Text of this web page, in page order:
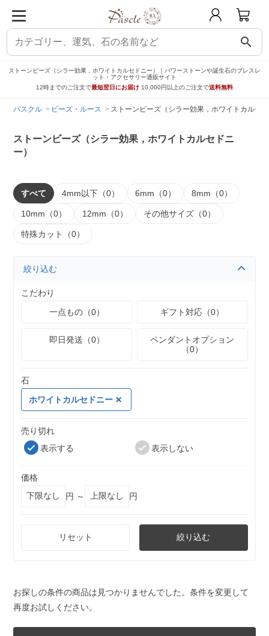
search
ストーンビーズ（シラー効果，ホワイトカルセドニー）｜パワーストーンや誕生石のブレスレ
ット・アクセサリー通販サイト
12時までのご注文で最短翌日にお届け 10,000円以上のご注文で送料無料
パスクル ビーズ・ルース ストーンビーズ（シラー効果，ホワイトカルセ
ストーンビーズ（シラー効果，ホワイトカルセドニ
ー）
すべて 4mm以下（0） 6mm（0） 8mm（0）
10mm（0） 12mm（0） その他サイズ（0）
特殊カット（0）
絞り込む
こだわり
一点もの（0）
ギフト対応（0）
即日発送（0）
ペンダントオプション
（0）
石
ホワイトカルセドニー
売り切れ
表示する
表示しない
価格
円 ～
円
リセット 絞り込む
お探しの条件の商品は見つかりませんでした。条件を変更して
再度お試しください。